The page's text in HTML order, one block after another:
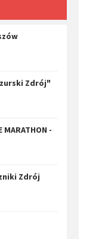
Zdrój"
MARATHON -
Zdrój